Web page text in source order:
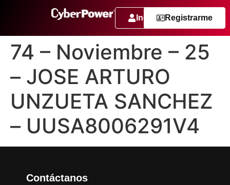
IngresarRegistrarme
74 – Noviembre – 25
– JOSE ARTURO
UNZUETA SANCHEZ
– UUSA8006291V4
Contáctanos